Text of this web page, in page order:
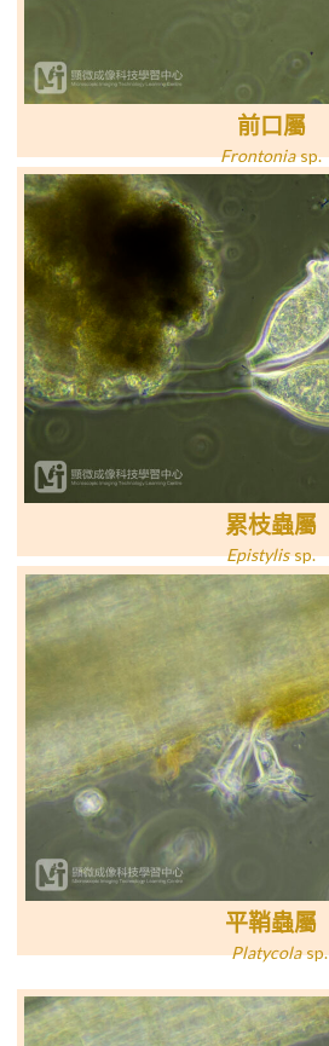
前口屬
Frontonia sp.
累枝蟲屬
Epistylis sp.
平鞘蟲屬
Platycola sp.